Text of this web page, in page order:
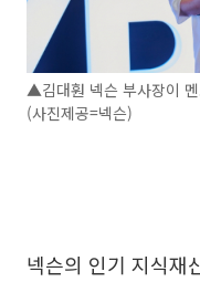
▲김대훤 넥슨 부사장이
(사진제공=넥슨)
넥슨의 인기 지식재